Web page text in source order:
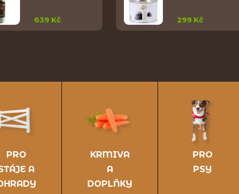
639 Kč 299 Kč
PRO
A
KRMIVA
A
DOPLŇKY
PRO
PSY